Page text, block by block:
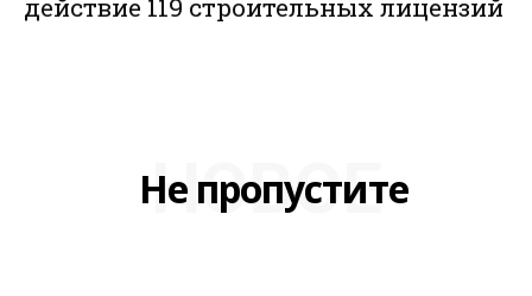
действие 119 строительных лицензий
Не пропустите
НОВОЕ